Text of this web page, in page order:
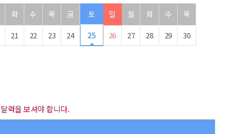
화 수 목 금 토 일 월 화 수 목
21 22 23 24 25 26 27 28 29 30
력을 보셔야 합니다.